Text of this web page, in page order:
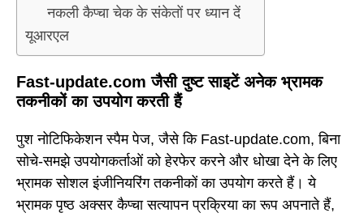
नकली कैप्चा चेक के संकेतों पर ध्यान दें
यूआरएल
Fast-update.com जैसी दुष्ट साइटें अनेक भ्रामक
तकनीकों का उपयोग करती हैं
पुश नोटिफिकेशन स्पैम पेज, जैसे कि Fast-update.com, बिना
सोचे-समझे उपयोगकर्ताओं को हेरफेर करने और धोखा देने के लिए
भ्रामक सोशल इंजीनियरिंग तकनीकों का उपयोग करते हैं। ये
भ्रामक पृष्ठ अक्सर कैप्चा सत्यापन प्रक्रिया का रूप अपनाते हैं,